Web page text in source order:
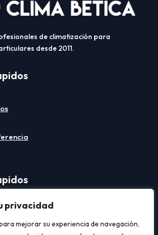
privacidad
mejorar su experiencia de navegación,
de climatización para
desde 2011.